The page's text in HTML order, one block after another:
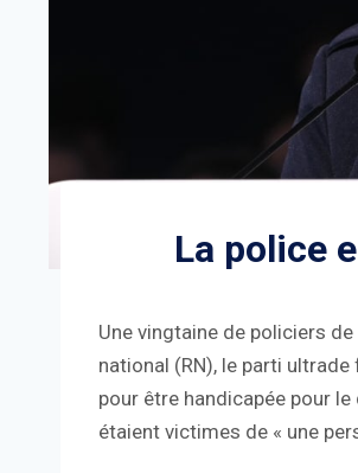
La police
Une vingtaine de policiers
national (RN), le parti
pour être handicapée pour
étaient victimes de « une